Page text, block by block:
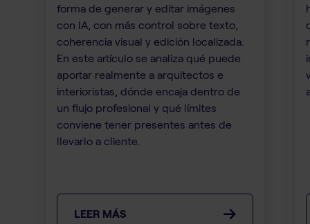
forma de generar y editar imágenes
con IA, con más control sobre texto,
coherencia visual y edición localizada.
En este artículo se analiza qué puede
aportar realmente a arquitectos e
interioristas, dónde encaja dentro de
un flujo profesional y qué límites
conviene tener presentes antes de
llevarlo a cliente.
LEER MÁS